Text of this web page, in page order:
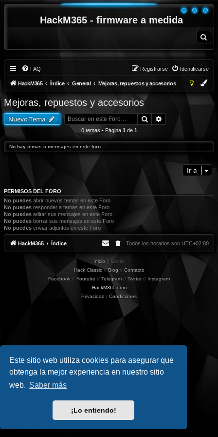
Este sitio web utiliza cookies para asegurar que
obtenga la mejor experiencia en nuestro sitio
web. Saber más
¡Lo entiendo!
HackM365 - firmware a medida
u
FAQ Identificarse
Registrarse
HackM365 Índice General Mejoras, repuestos y accesorios
Mejoras, repuestos y accesorios
Nuevo Tema Buscar
0 temas • Página 1 de 1
No hay temas o mensajes en este foro.
Ir a
PERMISOS DEL FORO
No puedes abrir nuevos temas en este Foro
No puedes responder a temas en este Foro
No puedes editar sus mensajes en este Foro
No puedes borrar sus mensajes en este Foro
No puedes enviar adjuntos en este Foro
HackM365 Índice Todos los horarios son UTC+02:00
Inicio || Social
Hack Classic//Blog // Contacto
Facebook // Youtube // Telegram // Twitter// Instagram
HackM365.com
Privacidad | Condiciones